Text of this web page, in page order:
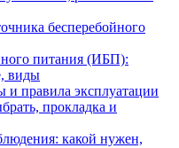
бесперебойного
питания (ИБП):
виды
и правила эксплуатации
прокладка и
какой нужен,